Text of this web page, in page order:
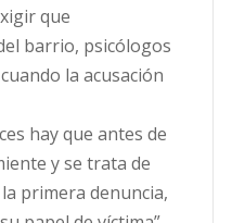
que
barrio, psicólogos
la acusación
hay que antes de
y se trata de
primera denuncia,